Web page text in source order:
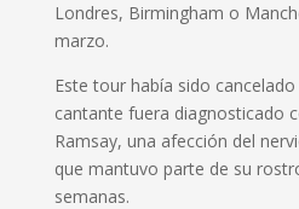
Londres, Birmingham o
marzo.
Este tour había sido
cantante fuera diagnosticado
Ramsay, una afección del
que mantuvo parte de su
semanas.